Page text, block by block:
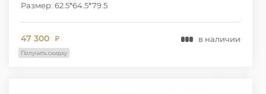
Размер: 62.5*64.5*79.5
47 300 ₽ в наличии
Получить скидку